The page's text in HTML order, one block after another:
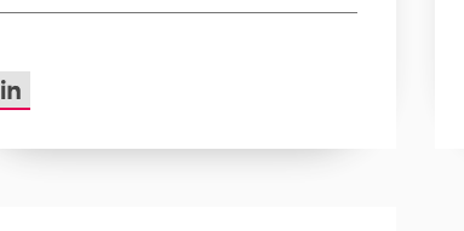
LinkedIn van Jan den Daas